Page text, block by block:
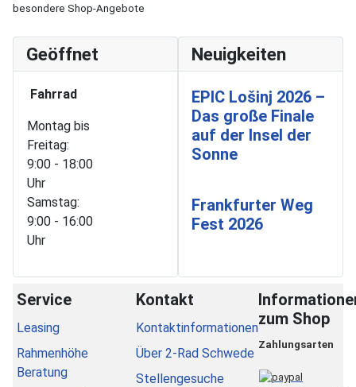
besondere Shop-Angebote
Geöffnet
Fahrrad
Montag bis
Freitag:
9:00 - 18:00
Uhr
Samstag:
9:00 - 16:00
Uhr
Neuigkeiten
EPIC Lošinj 2026 –
Das große Finale
auf der Insel der
Sonne
Frankfurter Weg
Fest 2026
Service
Leasing
Rahmenhöhe
Beratung
Kontakt
Kontaktinformationen
Über 2-Rad Schwede
Stellengesuche
zum Shop
Zahlungsarten